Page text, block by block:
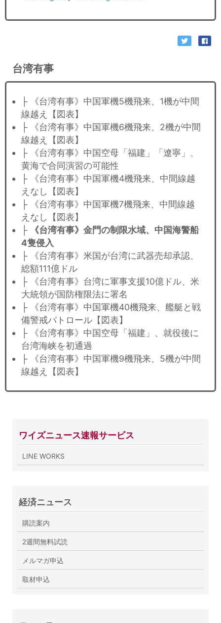
台湾有事
├ 《台湾有事》中国軍機5機飛来、1機が中間
線越え【図表】
├ 《台湾有事》中国軍機6機飛来、2機が中間
線越え【図表】
├ 《台湾有事》中国空母「福建」「遼寧」、
黄海で合同演習の可能性
├ 《台湾有事》中国軍機4機飛来、中間線越
えなし【図表】
├ 《台湾有事》中国軍機7機飛来、中間線越
えなし【図表】
├
《台湾有事》金門の制限水域、中国海警船
4隻侵入
├ 《台湾有事》米国が台湾に武器売却承認、
総額111億ドル
├ 《台湾有事》台湾に軍事支援10億ドル、米
大統領が国防権限法に署名
├ 《台湾有事》中国軍機40機飛来、艦艇と戦
備警戒パトロール【図表】
├ 《台湾有事》中国空母「福建」、就役後に
台湾海峡を初通過
├ 《台湾有事》中国軍機9機飛来、5機が中間
線越え【図表】
ワイズニュース速報サービス
LINE WORKS
経済ニュース
購読案内
2週間無料試読
メルマガ申込
取材申込